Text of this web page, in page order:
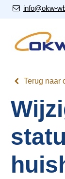
u
Our Email
info@okw-
Terug naar